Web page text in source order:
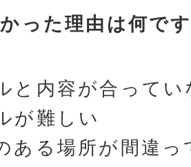
った理由は何で
と内容が合ってい
が難しい
ある場所が間違っ